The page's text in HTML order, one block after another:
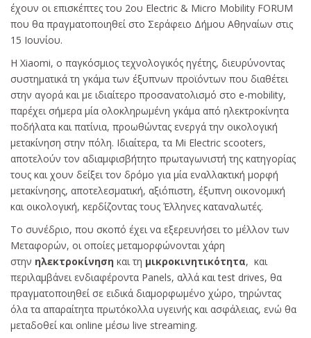
έχουν οι επισκέπτες του 2ου Electric & Micro Mobility FORUM
που θα πραγματοποιηθεί στο Σεράφειο Δήμου Αθηναίων στις
15 Ιουνίου.
H Xiaomi, ο παγκόσμιος τεχνολογικός ηγέτης, διευρύνοντας
συστηματικά τη γκάμα των έξυπνων προϊόντων που διαθέτει
στην αγορά και με ιδιαίτερο προσανατολισμό στο e-mobility,
παρέχει σήμερα μία ολοκληρωμένη γκάμα από ηλεκτροκίνητα
ποδήλατα και πατίνια, προωθώντας ενεργά την οικολογική
μετακίνηση στην πόλη. Ιδιαίτερα, τα Mi Electric scooters,
αποτελούν τον αδιαμφισβήτητο πρωταγωνιστή της κατηγορίας
τους και χουν δείξει τον δρόμο για μία εναλλακτική μορφή
μετακίνησης, αποτελεσματική, αξιόπιστη, έξυπνη οικονομική
και οικολογική, κερδίζοντας τους Έλληνες καταναλωτές.
Το συνέδριο, που σκοπό έχει να εξερευνήσει το μέλλον των
Μεταφορών, οι οποίες μεταμορφώνονται χάρη
στην ηλεκτροκίνηση και τη μικροκινητικότητα, και
περιλαμβάνει ενδιαφέροντα Panels, αλλά και test drives, θα
πραγματοποιηθεί σε ειδικά διαμορφωμένο χώρο, τηρώντας
όλα τα απαραίτητα πρωτόκολλα υγεινής και ασφάλειας, ενώ θα
μεταδοθεί και online μέσω live streaming.